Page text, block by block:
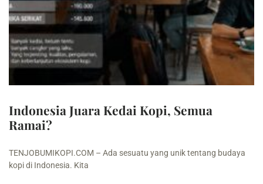
Indonesia Juara Kedai Kopi, Semua
Ramai?
TENJOBUMIKOPI.COM – Ada sesuatu yang unik tentang budaya
kopi di Indonesia. Kita